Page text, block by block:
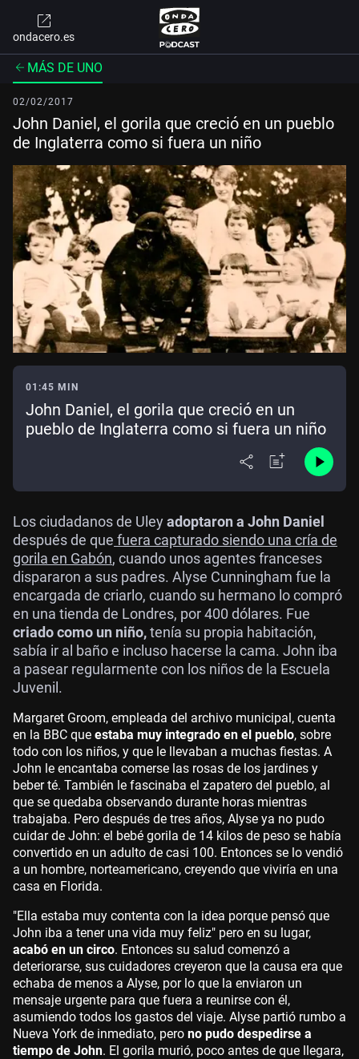
ondacero.es
MÁS DE UNO
02/02/2017
John Daniel, el gorila que creció en un pueblo
de Inglaterra como si fuera un niño
01:45 MIN
John Daniel, el gorila que creció en un
pueblo de Inglaterra como si fuera un niño
Los ciudadanos de Uleyadoptaron a John Daniel
después de que fuera capturado siendo una cría de
gorila en Gabón, cuando unos agentes franceses
dispararon a sus padres. Alyse Cunningham fue la
encargada de criarlo, cuando su hermano lo compró
en una tienda de Londres, por 400 dólares. Fue
criado como un niño,tenía su propia habitación,
sabía ir al baño e incluso hacerse la cama. John iba
a pasear regularmente con los niños de la Escuela
Juvenil.
Margaret Groom, empleada del archivo municipal, cuenta
en la BBC que estaba muy integrado en el pueblo, sobre
todo con los niños, y que le llevaban a muchas fiestas. A
John le encantaba comerse las rosas de los jardines y
beber té. También le fascinaba el zapatero del pueblo, al
que se quedaba observando durante horas mientras
trabajaba. Pero después de tres años, Alyse ya no pudo
cuidar de John: el bebé gorila de 14 kilos de peso se había
convertido en un adulto de casi 100. Entonces se lo vendió
a un hombre, norteamericano, creyendo que viviría en una
casa en Florida.
"Ella estaba muy contenta con la idea porque pensó que
John iba a tener una vida muy feliz" pero en su lugar,
acabó en un circo. Entonces su salud comenzó a
deteriorarse, sus cuidadores creyeron que la causa era que
echaba de menos a Alyse, por lo que la enviaron un
mensaje urgente para que fuera a reunirse con él,
asumiendo todos los gastos del viaje. Alyse partió rumbo a
Nueva York de inmediato, pero no pudo despedirse a
tiempo de John. El gorila murió, poco antes de que llegara,